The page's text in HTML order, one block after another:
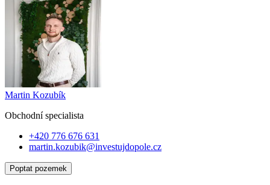
Martin Kozubík
Obchodní specialista
+420 776 676 631
martin.kozubik@investujdopole.cz
Poptat pozemek